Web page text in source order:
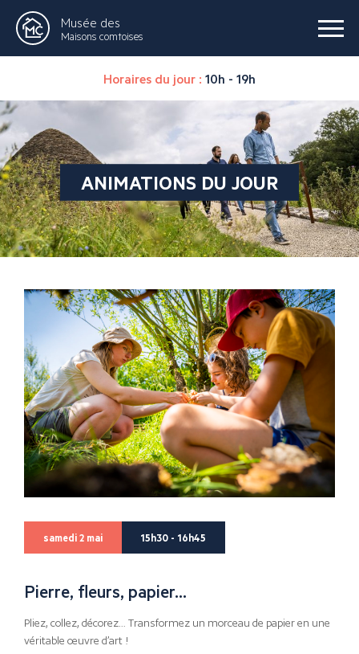
Musée des
Maisons comtoises
Horaires du jour : 10h - 19h
ANIMATIONS DU JOUR
samedi 2 mai 15h30 - 16h45
Pierre, fleurs, papier…
Pliez, collez, décorez… Transformez un morceau de papier en une
véritable œuvre d’art !